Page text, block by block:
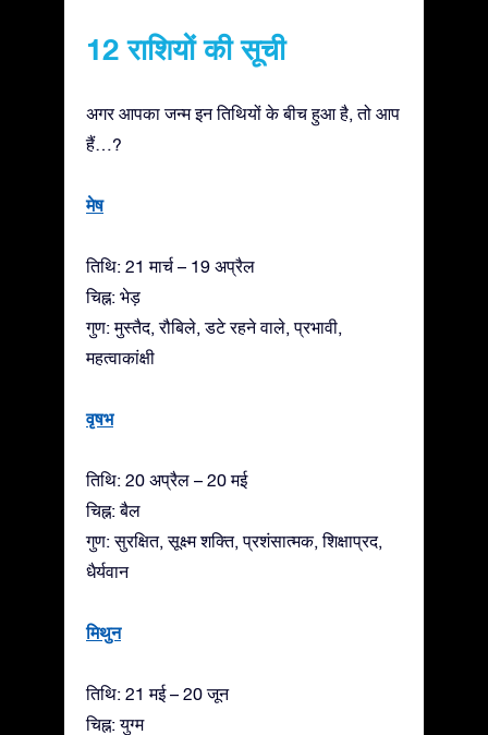
12 राशियों की सूची
अगर आपका जन्म इन तिथियों के बीच हुआ है, तो आप
हैं…?
मेष
तिथि: 21 मार्च – 19 अप्रैल
चिह्न: भेड़
गुण: मुस्तैद, रौबिले, डटे रहने वाले, प्रभावी,
महत्वाकांक्षी
वृषभ
तिथि: 20 अप्रैल – 20 मई
चिह्न: बैल
गुण: सुरक्षित, सूक्ष्म शक्ति, प्रशंसात्मक, शिक्षाप्रद,
धैर्यवान
मिथुन
तिथि: 21 मई – 20 जून
चिह्न: युग्म